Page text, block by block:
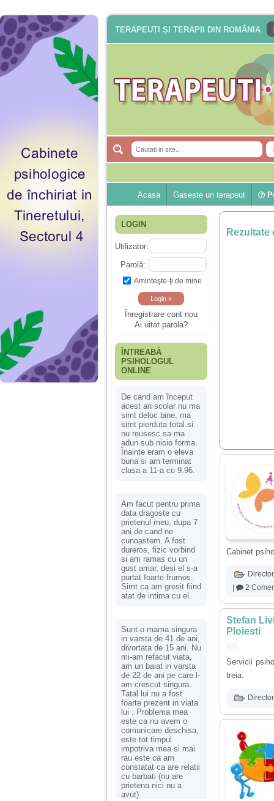
TERAPEUȚI ȘI TERAPII DIN ROMÂNIA
Acasa Gaseste un terapeut
LOGIN
Utilizator:
Parolă:
Aminteşte-ţi de mine
Înregistrare cont nou
Ai uitat parola?
ÎNTREABĂ
PSIHOLOGUL
ONLINE
De cand am început
acest an scolar nu ma
simt deloc bine, ma
simt pierduta total si
nu reusesc sa ma
adun sub nicio forma.
Înainte eram o eleva
buna si am terminat
clasa a 11-a cu 9.96.
Am facut pentru prima
data dragoste cu
prietenul meu, dupa 7
ani de cand ne
cunoastem. A fost
dureros, fizic vorbind
si am ramas cu un
gust amar, desi el s-a
purtat foarte frumos.
Simt ca am gresit fiind
atat de intima cu el.
Sunt o mama singura
in varsta de 41 de ani,
divortata de 15 ani. Nu
mi-am refacut viata,
am un baiat in varsta
de 22 de ani pe care l-
am crescut singura.
Tatal lui nu a fost
foarte prezent in viata
lui . Problema mea
este ca nu avem o
comunicare deschisa,
este tot timpul
impotriva mea si mai
rau este ca am
constatat ca are relatii
cu barbati (nu are
prietena nici nu a
avut).
Rezultate
Cabinet
2
Stefan
Ploiesti
Servicii
treia.